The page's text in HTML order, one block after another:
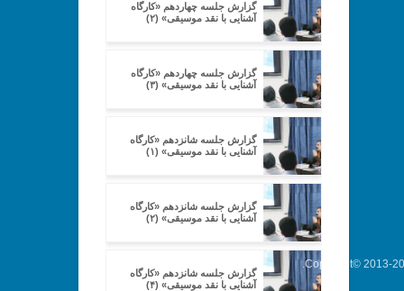
گزارش جلسه چهاردهم «کارگاه
آشنایی با نقد موسیقی» (۲)
گزارش جلسه چهاردهم «کارگاه
آشنایی با نقد موسیقی» (۳)
گزارش جلسه شانزدهم «کارگاه
آشنایی با نقد موسیقی» (۱)
گزارش جلسه شانزدهم «کارگاه
آشنایی با نقد موسیقی» (۲)
گزارش جلسه شانزدهم «کارگاه
آشنایی با نقد موسیقی» (۴)
Copyright© 2013-